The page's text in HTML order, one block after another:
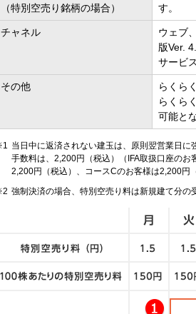
（特別空売り銘柄の場合）
す。
チャネル
ウェブ
版Ver.
サービ
その他
らくら
らくら
可能と
当日中に返済されない建玉は、原則翌営業日に
手数料は、2,200円（税込）（IFA取扱口座の
2,200円（税込）、コースCのお客様は2,200円
強制決済の場合、特別空売り料は新規建て分